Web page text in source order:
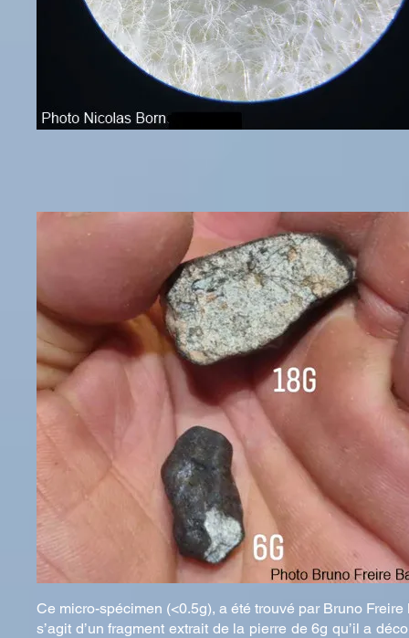
Ce micro-spécimen (<0.5g), a été trouvé par Bruno
s’agit d’un fragment extrait de la pierre de 6g qu’il a